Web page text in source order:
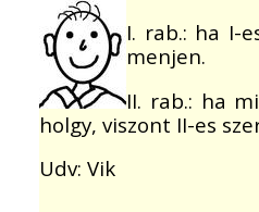
I. rab.: ha I-
menjen.
II. rab.: ha
holgy, viszont II-es
Udv: Vik